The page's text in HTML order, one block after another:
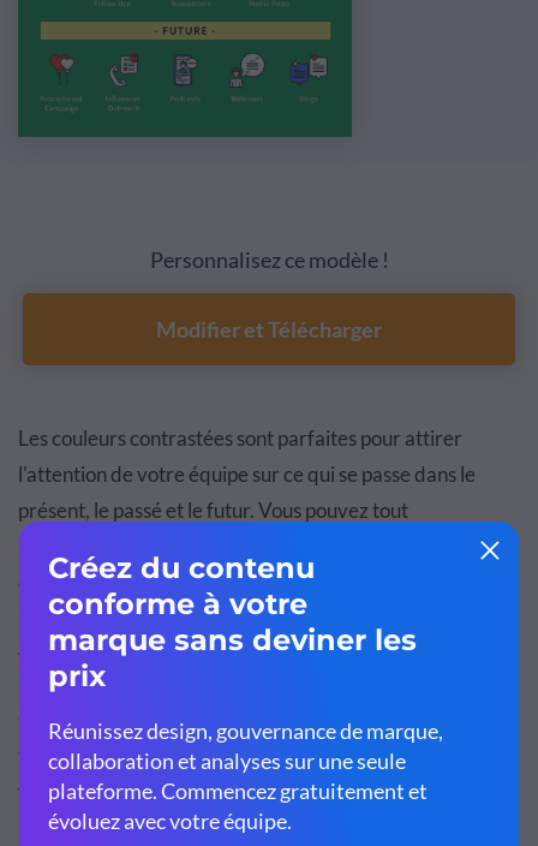
Personnalisez ce modèle !
Modifier et Télécharger
Les couleurs contrastées sont parfaites pour attirer
l'attention de votre équipe sur ce qui se passe dans le
présent, le passé et le futur. Vous pouvez tout
personnaliser sur ce modèle pour l'adapter à vos objectifs
et besoins commerciaux.
Ajoutez votre contenu et téléchargez votre kit de marque
afin que tout reste cohérent avec votre image de marque.
Créez des graphiques interactifs et des cartes
thermiques pour garder les choses attrayantes pour
votre équipe.